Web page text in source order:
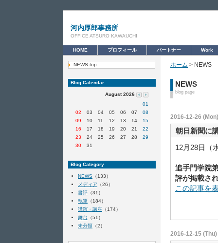
河内厚郎事務所
OFFICE ATSURO KAWAUCHI
HOME プロフィール パートナー Work
ホーム > NEWS
NEWS
blog page
2016-12-26
朝日新聞に
12月28日（
追手門学院
評が掲載さ
この記事を
2016-12-15
NEWS top
Blog Calendar
August 2026
01
02
03 04 05 06 07
08
09
10 11 12 13 14
15
16
17 18 19 20 21
22
23
24 25 26 27 28
29
30
31
Blog Category
NEWS （133）
メディア （26）
書評 （31）
執筆 （184）
講演・講座 （174）
舞台 （51）
未分類 （2）